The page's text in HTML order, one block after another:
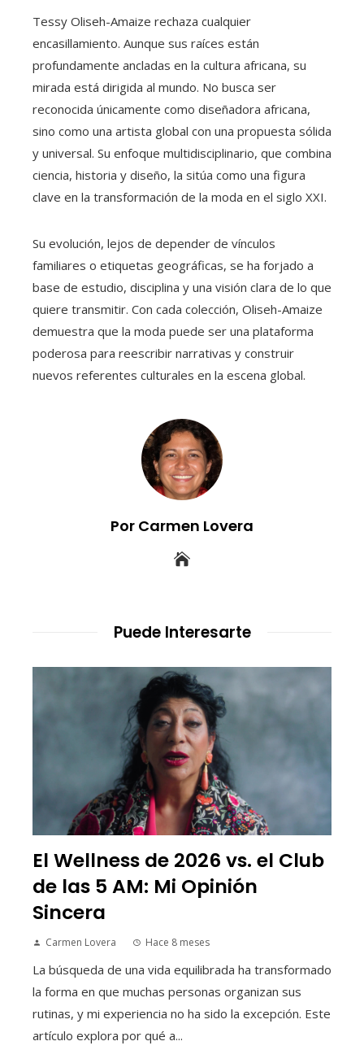
Tessy Oliseh-Amaize rechaza cualquier
encasillamiento. Aunque sus raíces están
profundamente ancladas en la cultura africana, su
mirada está dirigida al mundo. No busca ser
reconocida únicamente como diseñadora africana,
sino como una artista global con una propuesta sólida
y universal. Su enfoque multidisciplinario, que combina
ciencia, historia y diseño, la sitúa como una figura
clave en la transformación de la moda en el siglo XXI.
Su evolución, lejos de depender de vínculos
familiares o etiquetas geográficas, se ha forjado a
base de estudio, disciplina y una visión clara de lo que
quiere transmitir. Con cada colección, Oliseh-Amaize
demuestra que la moda puede ser una plataforma
poderosa para reescribir narrativas y construir
nuevos referentes culturales en la escena global.
Por Carmen Lovera
Puede Interesarte
El Wellness de 2026 vs. el Club
de las 5 AM: Mi Opinión
Sincera
Carmen Lovera Hace 8 meses
La búsqueda de una vida equilibrada ha transformado
la forma en que muchas personas organizan sus
rutinas, y mi experiencia no ha sido la excepción. Este
artículo explora por qué a...